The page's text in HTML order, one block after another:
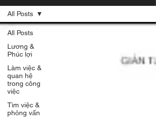
All Posts
Lương &
Phúc lợi
Làm việc &
quan hệ
trong công
việc
Tìm việc &
phỏng vấn
All Posts